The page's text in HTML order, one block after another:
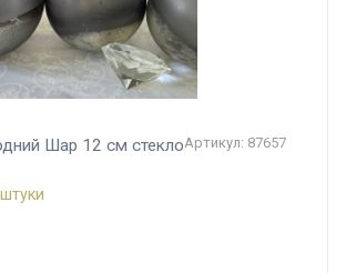
Шар 12 см стеклоАртикул: 87657